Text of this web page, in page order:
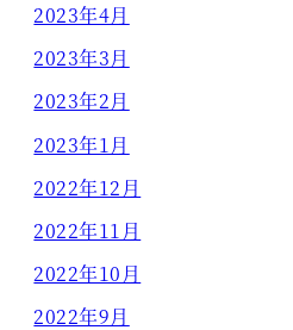
2023年4月
2023年3月
2023年2月
2023年1月
2022年12月
2022年11月
2022年10月
2022年9月